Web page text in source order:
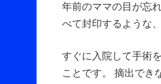
年前のママの目が忘
べて封印するような
すぐに入院して手術
ことです。 摘出でき